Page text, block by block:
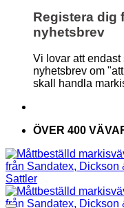
Registera dig
nyhetsbrev
Vi lovar att endast
nyhetsbrev om
skall handla
ÖVER 400